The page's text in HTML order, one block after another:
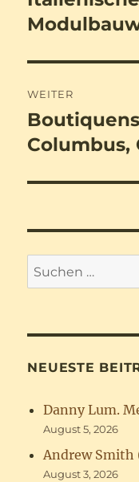
Beitrag:
WEITER
Nächster
Beitrag:
Columbus,
Suchen
nach:
NEUESTE
Danny Lum.
August 5, 2026
Andrew Smith
August 3, 2026